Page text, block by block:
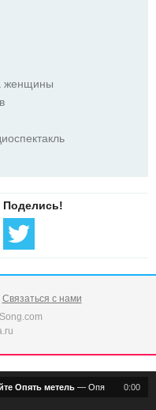
женщины
Связаться с нами
0:00
Опять метель — Опять метель